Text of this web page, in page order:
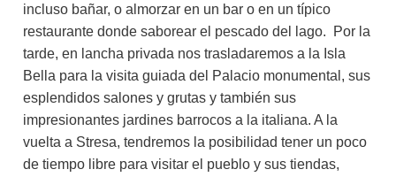
incluso bañar, o almorzar en un bar o en un típico
restaurante donde saborear el pescado del lago. Por la
tarde, en lancha privada nos trasladaremos a la Isla
Bella para la visita guiada del Palacio monumental, sus
esplendidos salones y grutas y también sus
impresionantes jardines barrocos a la italiana. A la
vuelta a Stresa, tendremos la posibilidad tener un poco
de tiempo libre para visitar el pueblo y sus tiendas,